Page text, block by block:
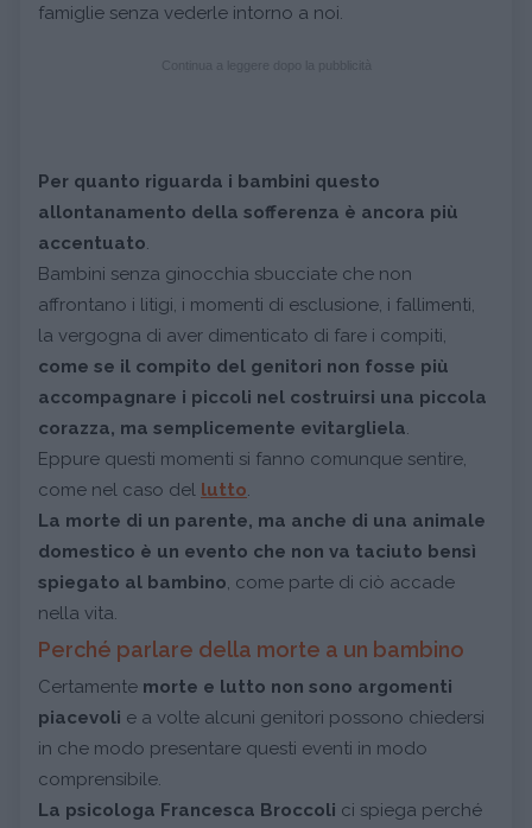
famiglie senza vederle intorno a noi.
Per quanto riguarda i bambini questo
allontanamento della sofferenza è ancora più
accentuato
Bambini senza ginocchia sbucciate che non
affrontano i litigi, i momenti di esclusione, i fallimenti,
la vergogna di aver dimenticato di fare i compiti,
come se il compito del genitori non fosse più
accompagnare i piccoli nel costruirsi una piccola
corazza, ma semplicemente evitargliela
Eppure questi momenti si fanno comunque sentire,
come nel caso del lutto
La morte di un parente, ma anche di una animale
domestico è un evento che non va taciuto bensì
spiegato al bambino , come parte di ciò accade
nella vita.
Perché parlare della morte a un bambino
Certamente morte e lutto non sono argomenti
piacevoli e a volte alcuni genitori possono chiedersi
in che modo presentare questi eventi in modo
comprensibile.
La psicologa Francesca Broccoli ci spiega perché